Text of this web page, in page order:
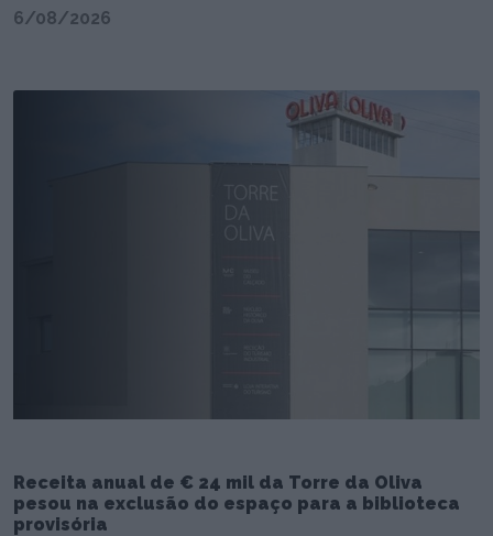
6/08/2026
Receita anual de € 24 mil da Torre da Oliva
pesou na exclusão do espaço para a biblioteca
provisória